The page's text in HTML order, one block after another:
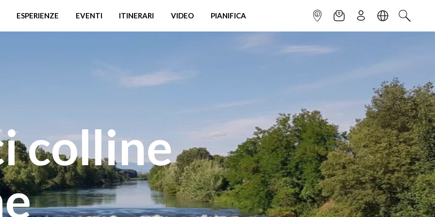
ESPERIENZE EVENTI ITINERARI VIDEO PIANIFICA INFOPOINTNEWSLETTER
ISCRIVITILINGUACERCA
colline